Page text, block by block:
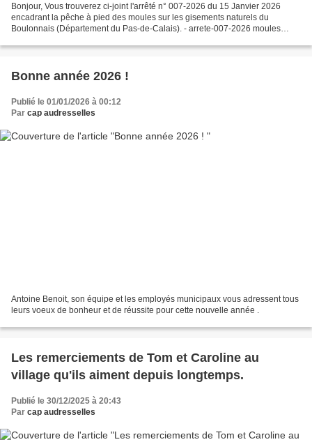
Bonjour, Vous trouverez ci-joint l'arrêté n° 007-2026 du 15 Janvier 2026
encadrant la pêche à pied des moules sur les gisements naturels du
Boulonnais (Département du Pas-de-Calais). - arrete-007-2026 moules
Bonne année 2026 !
Publié le 01/01/2026 à 00:12
Par cap audresselles
Antoine Benoit, son équipe et les employés municipaux vous adressent tous
leurs voeux de bonheur et de réussite pour cette nouvelle année .
Les remerciements de Tom et Caroline au
village qu'ils aiment depuis longtemps.
Publié le 30/12/2025 à 20:43
Par cap audresselles